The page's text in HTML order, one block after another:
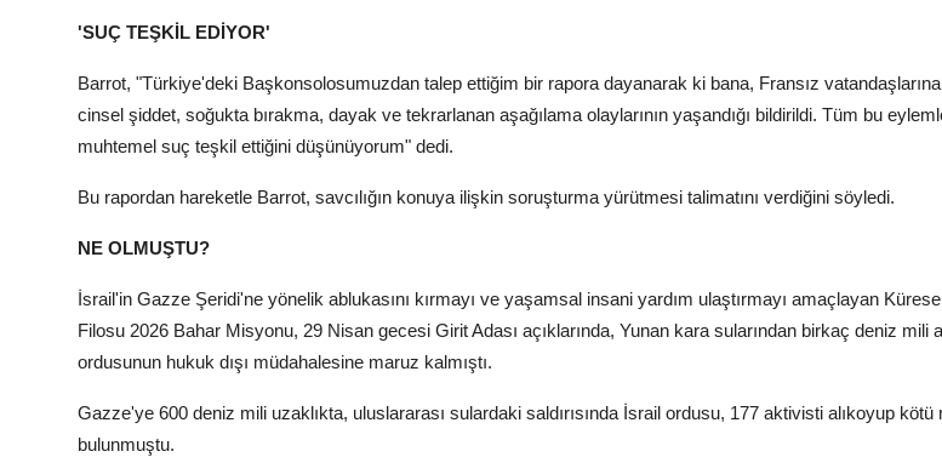
'SUÇ TEŞKİL EDİYOR'
Barrot, "Türkiye'deki Başkonsolosumuzdan talep ettiğim bir rapora dayanarak ki bana, Fransız
cinsel şiddet, soğukta bırakma, dayak ve tekrarlanan aşağılama olaylarının yaşandığı bildirildi. Tüm bu
muhtemel suç teşkil ettiğini düşünüyorum" dedi.
Bu rapordan hareketle Barrot, savcılığın konuya ilişkin soruşturma yürütmesi talimatını verdiğini söyledi.
NE OLMUŞTU?
İsrail'in Gazze Şeridi'ne yönelik ablukasını kırmayı ve yaşamsal insani yardım ulaştırmayı amaçlayan
Filosu 2026 Bahar Misyonu, 29 Nisan gecesi Girit Adası açıklarında, Yunan kara sularından birkaç deniz mili
ordusunun hukuk dışı müdahalesine maruz kalmıştı.
Gazze'ye 600 deniz mili uzaklıkta, uluslararası sulardaki saldırısında İsrail ordusu, 177 aktivisti alıkoyup kötü
bulunmuştu.